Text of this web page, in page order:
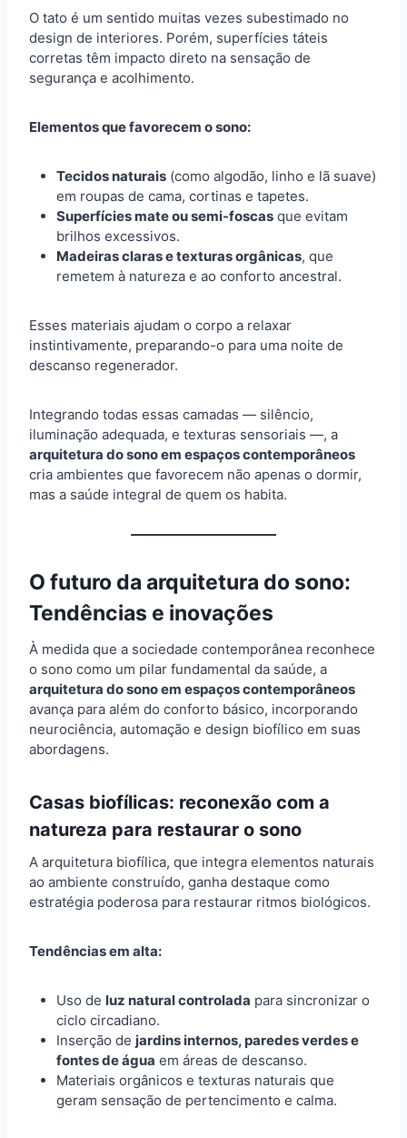
O tato é um sentido muitas vezes subestimado no
design de interiores. Porém, superfícies táteis
corretas têm impacto direto na sensação de
segurança e acolhimento.
Elementos que favorecem o sono:
Tecidos naturais (como algodão, linho e lã suave)
em roupas de cama, cortinas e tapetes.
Superfícies mate ou semi-foscas que evitam
brilhos excessivos.
Madeiras claras e texturas orgânicas, que
remetem à natureza e ao conforto ancestral.
Esses materiais ajudam o corpo a relaxar
instintivamente, preparando-o para uma noite de
descanso regenerador.
Integrando todas essas camadas — silêncio,
iluminação adequada, e texturas sensoriais —, a
arquitetura do sono em espaços contemporâneos
cria ambientes que favorecem não apenas o dormir,
mas a saúde integral de quem os habita.
O futuro da arquitetura do sono:
Tendências e inovações
À medida que a sociedade contemporânea reconhece
o sono como um pilar fundamental da saúde, a
arquitetura do sono em espaços contemporâneos
avança para além do conforto básico, incorporando
neurociência, automação e design biofílico em suas
abordagens.
Casas biofílicas: reconexão com a
natureza para restaurar o sono
A arquitetura biofílica, que integra elementos naturais
ao ambiente construído, ganha destaque como
estratégia poderosa para restaurar ritmos biológicos.
Tendências em alta:
Uso de luz natural controlada para sincronizar o
ciclo circadiano.
Inserção de jardins internos, paredes verdes e
fontes de água em áreas de descanso.
Materiais orgânicos e texturas naturais que
geram sensação de pertencimento e calma.